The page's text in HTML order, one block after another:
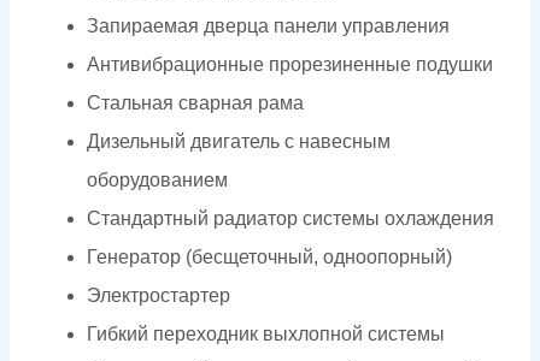
Запираемая дверца панели управления
Антивибрационные прорезиненные подушки
Стальная сварная рама
Дизельный двигатель с навесным
оборудованием
Стандартный радиатор системы охлаждения
Генератор (бесщеточный, одноопорный)
Электростартер
Гибкий переходник выхлопной системы